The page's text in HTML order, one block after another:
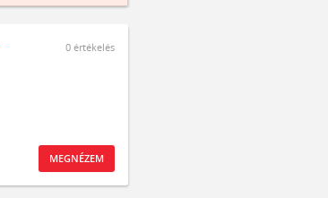
0 értékelés
MEGNÉZEM